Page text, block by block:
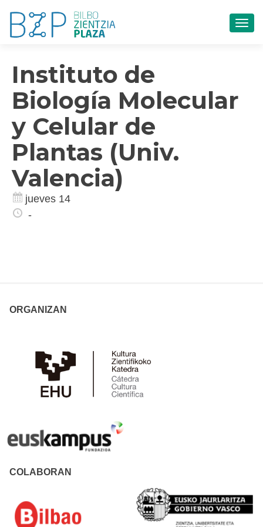
Instituto de
Biología Molecular
y Celular de
Plantas (Univ.
Valencia)
jueves 14
-
ORGANIZAN
COLABORAN